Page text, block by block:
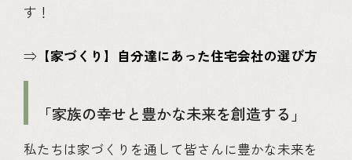
す！
⇒【家づくり】自分達にあった住宅会社の選び方
「家族の幸せと豊かな未来を創造する」
私たちは家づくりを通して皆さんに豊かな未来を